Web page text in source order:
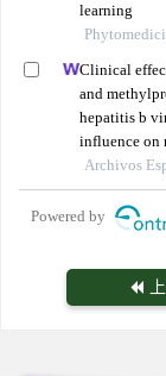
learning
Clinical
and
hepatitis b
influence on
Archivos
Powered by